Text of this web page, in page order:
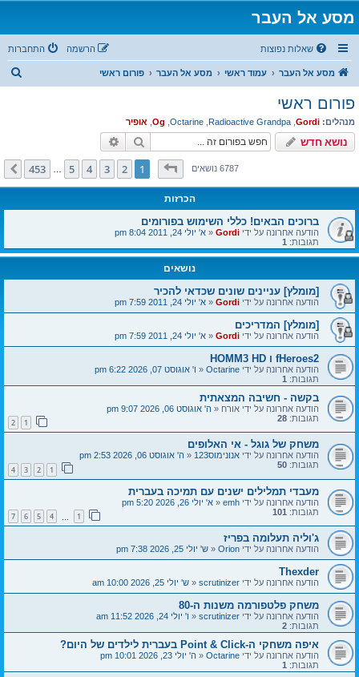
מסע אל העבר
שאלות נפוצות התחברות הרשמה
מסע אל העבר עמוד ראשי מסע אל העבר פורום ראשי
ח
פורום ראשי
מנהלים: Gordi
,
Radioactive Grandpa
,
Octarine
,
Og
, אופיר
נושא חדש חיפוש
6787 נושאיםדף1מתוך 453
1
2
3
4
5
453 הבא
הכרזות
ברוכים הבאים! כללי השימוש בפורומים
הודעה אחרונה על ידי Gordi
«א' יולי 24, 2011 8:04 pm
תגובות: 1
נושאים
[מומלץ] עניינים שונים שכדאי להכיר
הודעה אחרונה על ידי Gordi
«א' יולי 24, 2011 7:59 pm
[מומלץ] המדריכים
הודעה אחרונה על ידי Gordi
«א' יולי 24, 2011 7:59 pm
fHeroes2 ו HOMM3 HD
הודעה אחרונה על ידי Octarine
«ו' אוגוסט 07, 2026 6:22 pm
תגובות: 1
בקשה - חשיבה המצאתית
הודעה אחרונה על ידי אורח«ה' אוגוסט 06, 2026 9:07 pm
תגובות: 28
2
משחק של גוגל - אי האלופים
הודעה אחרונה על ידי אנונימוס123 «ה' אוגוסט 06, 2026 2:53 pm
תגובות: 50
2
3
4
מעבדי תמלילים ישנים עם תמיכה בעברית
הודעה אחרונה על ידי emh
«א' יולי 26, 2026 5:20 pm
תגובות: 101
4
5
6
7
ג'וליה תעלומה בפריז
הודעה אחרונה על ידי Orion
«ש' יולי 25, 2026 7:38 pm
Thexder
הודעה אחרונה על ידי scrutinizer
«ש' יולי 25, 2026 10:00 am
משחק פלטפורמה משנות ה-80
הודעה אחרונה על ידי scrutinizer
«ו' יולי 24, 2026 11:52 am
תגובות: 2
איפה משחקי ה-Point & Click בעברית לילדים של היום?
הודעה אחרונה על ידי Octarine
«ה' יולי 23, 2026 10:01 pm
תגובות: 1